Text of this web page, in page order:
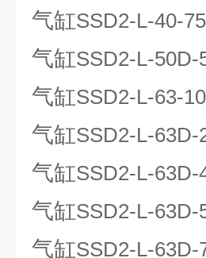
气缸SSD2-L-40-75
气缸SSD2-L-50D-
气缸SSD2-L-63-
气缸SSD2-L-63D-
气缸SSD2-L-63D-
气缸SSD2-L-63D-
气缸SSD2-L-63D-